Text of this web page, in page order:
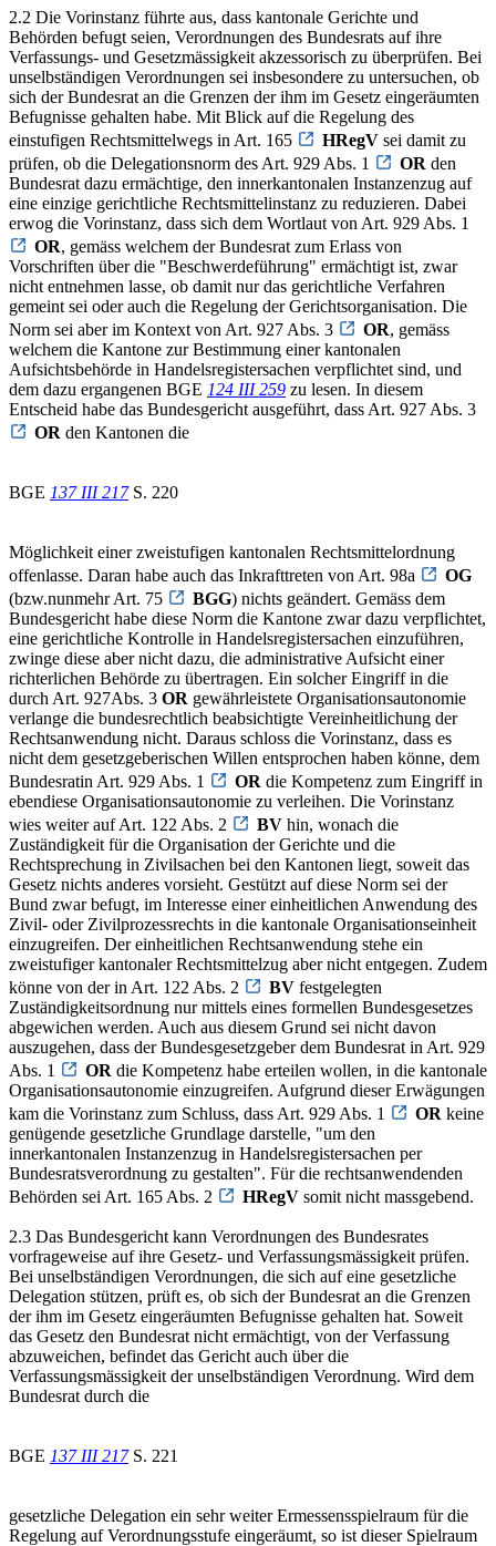
2.2 Die Vorinstanz führte aus, dass kantonale Gerichte und
Behörden befugt seien, Verordnungen des Bundesrats auf ihre
Verfassungs- und Gesetzmässigkeit akzessorisch zu überprüfen. Bei
unselbständigen Verordnungen sei insbesondere zu untersuchen, ob
sich der Bundesrat an die Grenzen der ihm im Gesetz eingeräumten
Befugnisse gehalten habe. Mit Blick auf die Regelung des
einstufigen Rechtsmittelwegs in Art. 165
HRegV sei damit zu
prüfen, ob die Delegationsnorm des Art. 929 Abs. 1
OR den
Bundesrat dazu ermächtige, den innerkantonalen Instanzenzug auf
eine einzige gerichtliche Rechtsmittelinstanz zu reduzieren. Dabei
erwog die Vorinstanz, dass sich dem Wortlaut von Art. 929 Abs. 1
OR, gemäss welchem der Bundesrat zum Erlass von
Vorschriften über die "Beschwerdeführung" ermächtigt ist, zwar
nicht entnehmen lasse, ob damit nur das gerichtliche Verfahren
gemeint sei oder auch die Regelung der Gerichtsorganisation. Die
Norm sei aber im Kontext von Art. 927 Abs. 3
OR, gemäss
welchem die Kantone zur Bestimmung einer kantonalen
Aufsichtsbehörde in Handelsregistersachen verpflichtet sind, und
dem dazu ergangenen BGE 124 III 259 zu lesen. In diesem
Entscheid habe das Bundesgericht ausgeführt, dass Art. 927 Abs. 3
OR den Kantonen die
BGE 137 III 217S. 220
Möglichkeit einer zweistufigen kantonalen Rechtsmittelordnung
offenlasse. Daran habe auch das Inkrafttreten von Art. 98a
OG
(bzw.nunmehr Art. 75
BGG) nichts geändert. Gemäss dem
Bundesgericht habe diese Norm die Kantone zwar dazu verpflichtet,
eine gerichtliche Kontrolle in Handelsregistersachen einzuführen,
zwinge diese aber nicht dazu, die administrative Aufsicht einer
richterlichen Behörde zu übertragen. Ein solcher Eingriff in die
durch Art. 927Abs. 3 OR gewährleistete Organisationsautonomie
verlange die bundesrechtlich beabsichtigte Vereinheitlichung der
Rechtsanwendung nicht. Daraus schloss die Vorinstanz, dass es
nicht dem gesetzgeberischen Willen entsprochen haben könne, dem
Bundesratin Art. 929 Abs. 1
OR die Kompetenz zum Eingriff in
ebendiese Organisationsautonomie zu verleihen. Die Vorinstanz
wies weiter auf Art. 122 Abs. 2
BV hin, wonach die
Zuständigkeit für die Organisation der Gerichte und die
Rechtsprechung in Zivilsachen bei den Kantonen liegt, soweit das
Gesetz nichts anderes vorsieht. Gestützt auf diese Norm sei der
Bund zwar befugt, im Interesse einer einheitlichen Anwendung des
Zivil- oder Zivilprozessrechts in die kantonale Organisationseinheit
einzugreifen. Der einheitlichen Rechtsanwendung stehe ein
zweistufiger kantonaler Rechtsmittelzug aber nicht entgegen. Zudem
könne von der in Art. 122 Abs. 2
BV festgelegten
Zuständigkeitsordnung nur mittels eines formellen Bundesgesetzes
abgewichen werden. Auch aus diesem Grund sei nicht davon
auszugehen, dass der Bundesgesetzgeber dem Bundesrat in Art. 929
Abs. 1
OR die Kompetenz habe erteilen wollen, in die kantonale
Organisationsautonomie einzugreifen. Aufgrund dieser Erwägungen
kam die Vorinstanz zum Schluss, dass Art. 929 Abs. 1
OR keine
genügende gesetzliche Grundlage darstelle, "um den
innerkantonalen Instanzenzug in Handelsregistersachen per
Bundesratsverordnung zu gestalten". Für die rechtsanwendenden
Behörden sei Art. 165 Abs. 2
HRegV somit nicht massgebend.
2.3 Das Bundesgericht kann Verordnungen des Bundesrates
vorfrageweise auf ihre Gesetz- und Verfassungsmässigkeit prüfen.
Bei unselbständigen Verordnungen, die sich auf eine gesetzliche
Delegation stützen, prüft es, ob sich der Bundesrat an die Grenzen
der ihm im Gesetz eingeräumten Befugnisse gehalten hat. Soweit
das Gesetz den Bundesrat nicht ermächtigt, von der Verfassung
abzuweichen, befindet das Gericht auch über die
Verfassungsmässigkeit der unselbständigen Verordnung. Wird dem
Bundesrat durch die
BGE 137 III 217S. 221
gesetzliche Delegation ein sehr weiter Ermessensspielraum für die
Regelung auf Verordnungsstufe eingeräumt, so ist dieser Spielraum